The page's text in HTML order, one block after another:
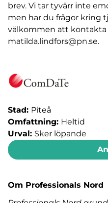
brev. Vi tar tyvärr inte
men har du frågor kring
välkommen att kontakta
matilda.lindfors@pn.se.
Stad: Piteå
Omfattning: Heltid
Urval: Sker löpande
Om Professionals Nord